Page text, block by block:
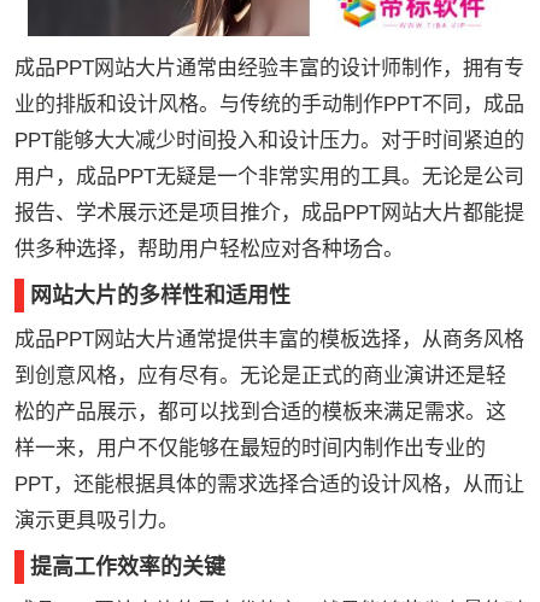
成品PPT网站大片通常由经验丰富的设计师制作，拥有专
业的排版和设计风格。与传统的手动制作PPT不同，成品
PPT能够大大减少时间投入和设计压力。对于时间紧迫的
用户，成品PPT无疑是一个非常实用的工具。无论是公司
报告、学术展示还是项目推介，成品PPT网站大片都能提
供多种选择，帮助用户轻松应对各种场合。
网站大片的多样性和适用性
成品PPT网站大片通常提供丰富的模板选择，从商务风格
到创意风格，应有尽有。无论是正式的商业演讲还是轻
松的产品展示，都可以找到合适的模板来满足需求。这
样一来，用户不仅能够在最短的时间内制作出专业的
PPT，还能根据具体的需求选择合适的设计风格，从而让
演示更具吸引力。
提高工作效率的关键